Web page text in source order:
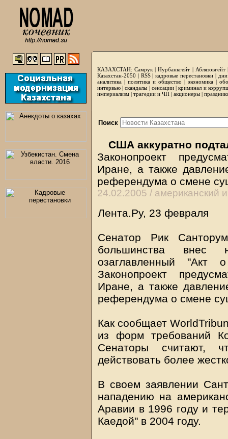
КАЗАХСТАН: Самрук |Нурбанкгейт | Аблязовгейт
Казахстан-2050 | RSS|кадровые перестановки|
аналитика | политика и общество | экономика |
интервью |скандалы | сенсации|криминал и
империализм | трагедии и ЧП | акционеры |
Поиск
США аккуратно
Законопроект
Иране, а также
референдума о смене
24.02.2005 / американский
Лента.Ру, 23 февраля
Сенатор Рик Санторум,
большинства внес
озаглавленный "Акт
Законопроект
Иране, а также
референдума о смене
Как сообщает
из форм требований
Сенаторы считают,
действовать более
В своем заявлении
нападению на
Аравии в 1996 году и
Каедой" в 2004 году.